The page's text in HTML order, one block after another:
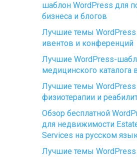
шаблон WordPress для
бизнеса и блогов
Лучшие темы WordPress
ивентов и конференций
Лучшие WordPress-
медицинского каталога
Лучшие темы WordPress
физиотерапии и
Обзор бесплатной
для недвижимости
Services на русском
Лучшие темы WordPress